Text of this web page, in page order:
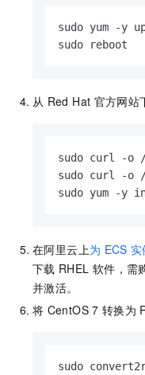
sudo yum -y
sudo reboot
从 Red Hat 官方网站
sudo curl -o /
sudo curl -o
sudo yum -y
在阿里云上为 ECS 实
下载 RHEL 软件，需
并激活。
将 CentOS 7 转换为
sudo